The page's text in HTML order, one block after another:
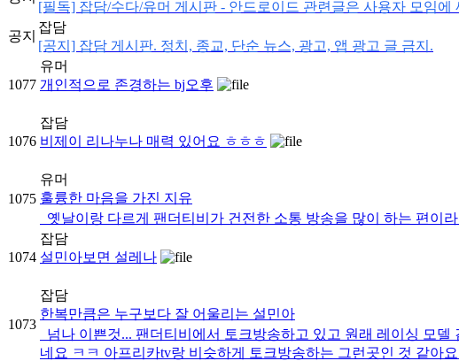
[필독] 잡담/수다/유머 게시판 - 안드로이드 관련글은 사용자 모임에
공지
잡담
[공지] 잡담 게시판. 정치, 종교, 단순 뉴스, 광고, 앱 광고 글 금지.
1077
유머
개인적으로 존경하는 bj오후
1076
잡담
비제이 리나누나 매력 있어요 ㅎㅎㅎ
1075
유머
훌륭한 마음을 가진 지유
옛날이랑 다르게 팬더티비가 건전한 소통 방송을 많이 하는 편이
1074
잡담
설민아보면 설레나
1073
잡담
한복만큼은 누구보다 잘 어울리는 설민아
넘나 이쁜것... 팬더티비에서 토크방송하고 있고 원래 레이싱 모
네요 ㅋㅋ 아프리카tv랑 비슷하게 토크방송하는 그런곳인 것 같아